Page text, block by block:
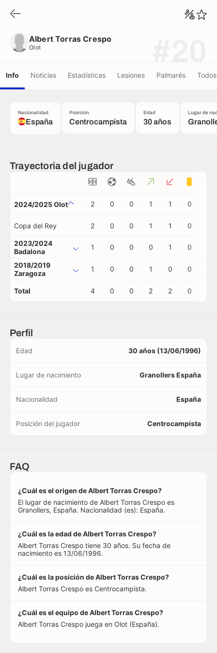
Albert Torras Crespo
Olot
Info Noticias Estadísticas Lesiones Palmarés
Nacionalidad
España
Posición
Centrocampista
Edad
30 años
Lugar de
Trayectoria del jugador
2024/2025 Olot 2 0 0 1 1 0
Copa del Rey 2 0 0 1 1 0
2023/2024
Badalona
1 0 0 0 1 0
2018/2019
Zaragoza
1 0 0 1 0 0
Total 4 0 0 2 2 0
Perfil
Edad 30 años (13/06/1996)
Lugar de nacimiento Granollers España
Nacionalidad España
Posición del jugador Centrocampista
FAQ
¿Cuál es el origen de Albert Torras Crespo?
El lugar de nacimiento de Albert Torras Crespo es
Granollers, España. Nacionalidad (es): España.
¿Cuál es la edad de Albert Torras Crespo?
Albert Torras Crespo tiene 30 años. Su fecha de
nacimiento es 13/06/1996.
¿Cuál es la posición de Albert Torras Crespo?
Albert Torras Crespo es Centrocampista.
¿Cuál es el equipo de Albert Torras Crespo?
Albert Torras Crespo juega en Olot (España).